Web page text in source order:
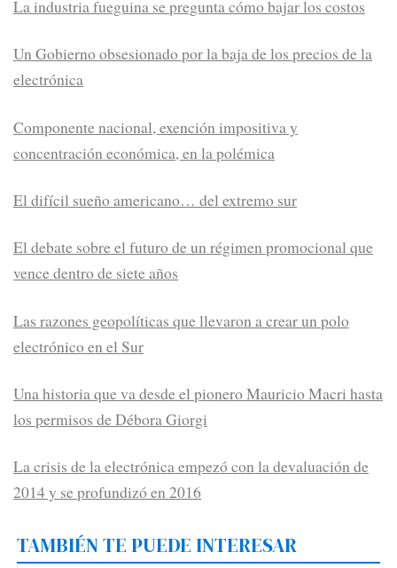
La industria fueguina se pregunta cómo bajar los costos
Un Gobierno obsesionado por la baja de los precios de la
electrónica
Componente nacional, exención impositiva y
concentración económica, en la polémica
El difícil sueño americano… del extremo sur
El debate sobre el futuro de un régimen promocional que
vence dentro de siete años
Las razones geopolíticas que llevaron a crear un polo
electrónico en el Sur
Una historia que va desde el pionero Mauricio Macri hasta
los permisos de Débora Giorgi
La crisis de la electrónica empezó con la devaluación de
2014 y se profundizó en 2016
TAMBIÉN TE PUEDE INTERESAR